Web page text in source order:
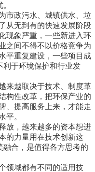
政污水、城镇供水、垃
从无到有的快速发展阶段
现象严重，一些新进入环
之间不得不以价格竞争为
平重复建设，一些项目成
利于环境保护和行业发
越取决于技术、制度革
构性改革，把环保产业的
、提高服务上来，才能走
平。
，越来越多的资本想进
的力量用在技术创新这
融合，是值得各方思考的
域都有不同的适用技